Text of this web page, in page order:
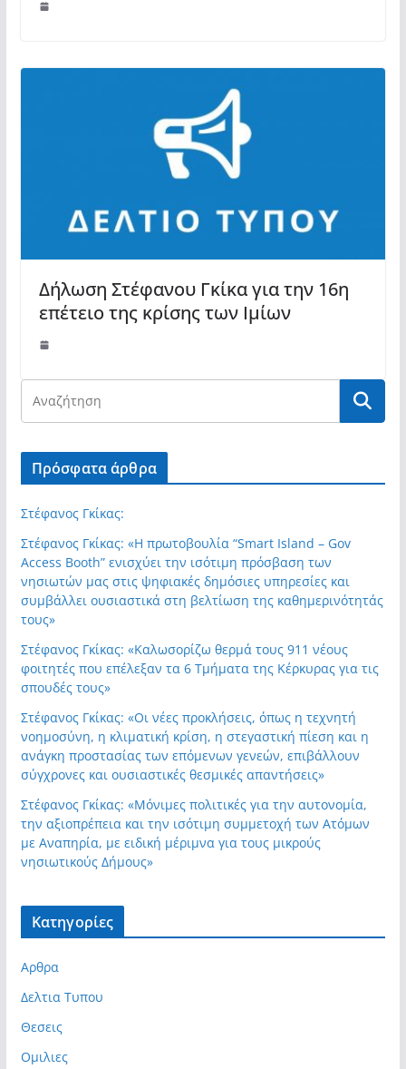
Δήλωση Στέφανου Γκίκα για την 16η
επέτειο της κρίσης των Ιμίων
Πρόσφατα άρθρα
Στέφανος Γκίκας:
Στέφανος Γκίκας: «Η πρωτοβουλία “Smart Island – Gov
Access Booth” ενισχύει την ισότιμη πρόσβαση των
νησιωτών μας στις ψηφιακές δημόσιες υπηρεσίες και
συμβάλλει ουσιαστικά στη βελτίωση της καθημερινότητάς
τους»
Στέφανος Γκίκας: «Καλωσορίζω θερμά τους 911 νέους
φοιτητές που επέλεξαν τα 6 Τμήματα της Κέρκυρας για τις
σπουδές τους»
Στέφανος Γκίκας: «Οι νέες προκλήσεις, όπως η τεχνητή
νοημοσύνη, η κλιματική κρίση, η στεγαστική πίεση και η
ανάγκη προστασίας των επόμενων γενεών, επιβάλλουν
σύγχρονες και ουσιαστικές θεσμικές απαντήσεις»
Στέφανος Γκίκας: «Μόνιμες πολιτικές για την αυτονομία,
την αξιοπρέπεια και την ισότιμη συμμετοχή των Ατόμων
με Αναπηρία, με ειδική μέριμνα για τους μικρούς
νησιωτικούς Δήμους»
Kατηγορίες
Αρθρα
Δελτια Τυπου
Θεσεις
Ομιλιες